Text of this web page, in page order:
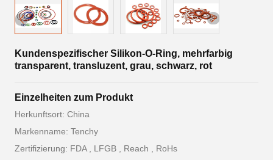
Kundenspezifischer Silikon-O-Ring, mehrfarbig
transparent, transluzent, grau, schwarz, rot
Einzelheiten zum Produkt
Herkunftsort: China
Markenname: Tenchy
Zertifizierung: FDA , LFGB , Reach , RoHs